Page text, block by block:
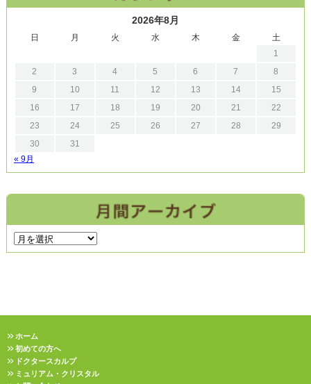
2026年8月
日 月 火 水 木 金
土
1
2
3 4 5 6 7
8
9
10 11 12 13 14
15
16
17 18 19 20 21
22
23
24 25 26 27 28
29
30
31
« 9月
ホーム
初めての方へ
ドクタースカルプ
ミュリアム・クリスタル